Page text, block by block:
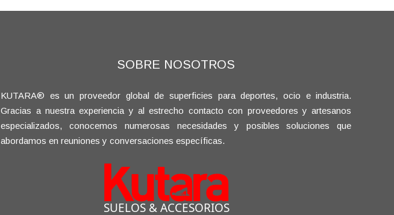
SOBRE NOSOTROS
KUTARA® es un proveedor global de superficies para deportes, ocio e industria.
Gracias a nuestra experiencia y al estrecho contacto con proveedores y artesanos
especializados, conocemos numerosas necesidades y posibles soluciones que
abordamos en reuniones y conversaciones específicas.